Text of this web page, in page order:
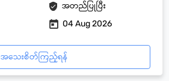
အတည်ပြုပြီး
04 Aug 2026
အသေးစိတ်ကြည့်ရန်